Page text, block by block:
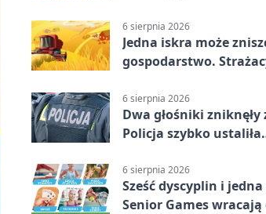
6 sierpnia 2026
Jedna iskra może
gospodarstwo.
6 sierpnia 2026
Dwa głośniki
Policja szybko ustaliła
6 sierpnia 2026
Sześć dyscyplin i jedna
Senior Games